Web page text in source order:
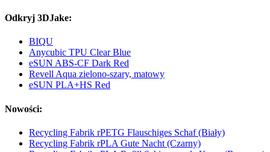
Odkryj 3DJake:
BIQU
Anycubic TPU Clear Blue
eSUN ABS-CF Dark Red
Revell Aqua zielono-szary, matowy
eSUN PLA+HS Red
Nowości:
Recycling Fabrik rPETG Flauschiges Schaf (Biały)
Recycling Fabrik rPLA Gute Nacht (Czarny)